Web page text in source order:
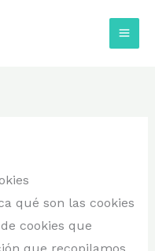
qué son las cookies
cookies que